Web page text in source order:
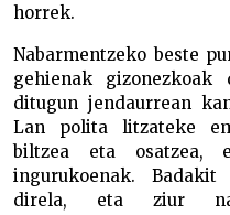
horrek.
Nabarmentzeko beste
gehienak
ditugun jendaurrean
Lan polita litzateke
biltzea eta osatzea,
ingurukoenak.
direla, eta ziur